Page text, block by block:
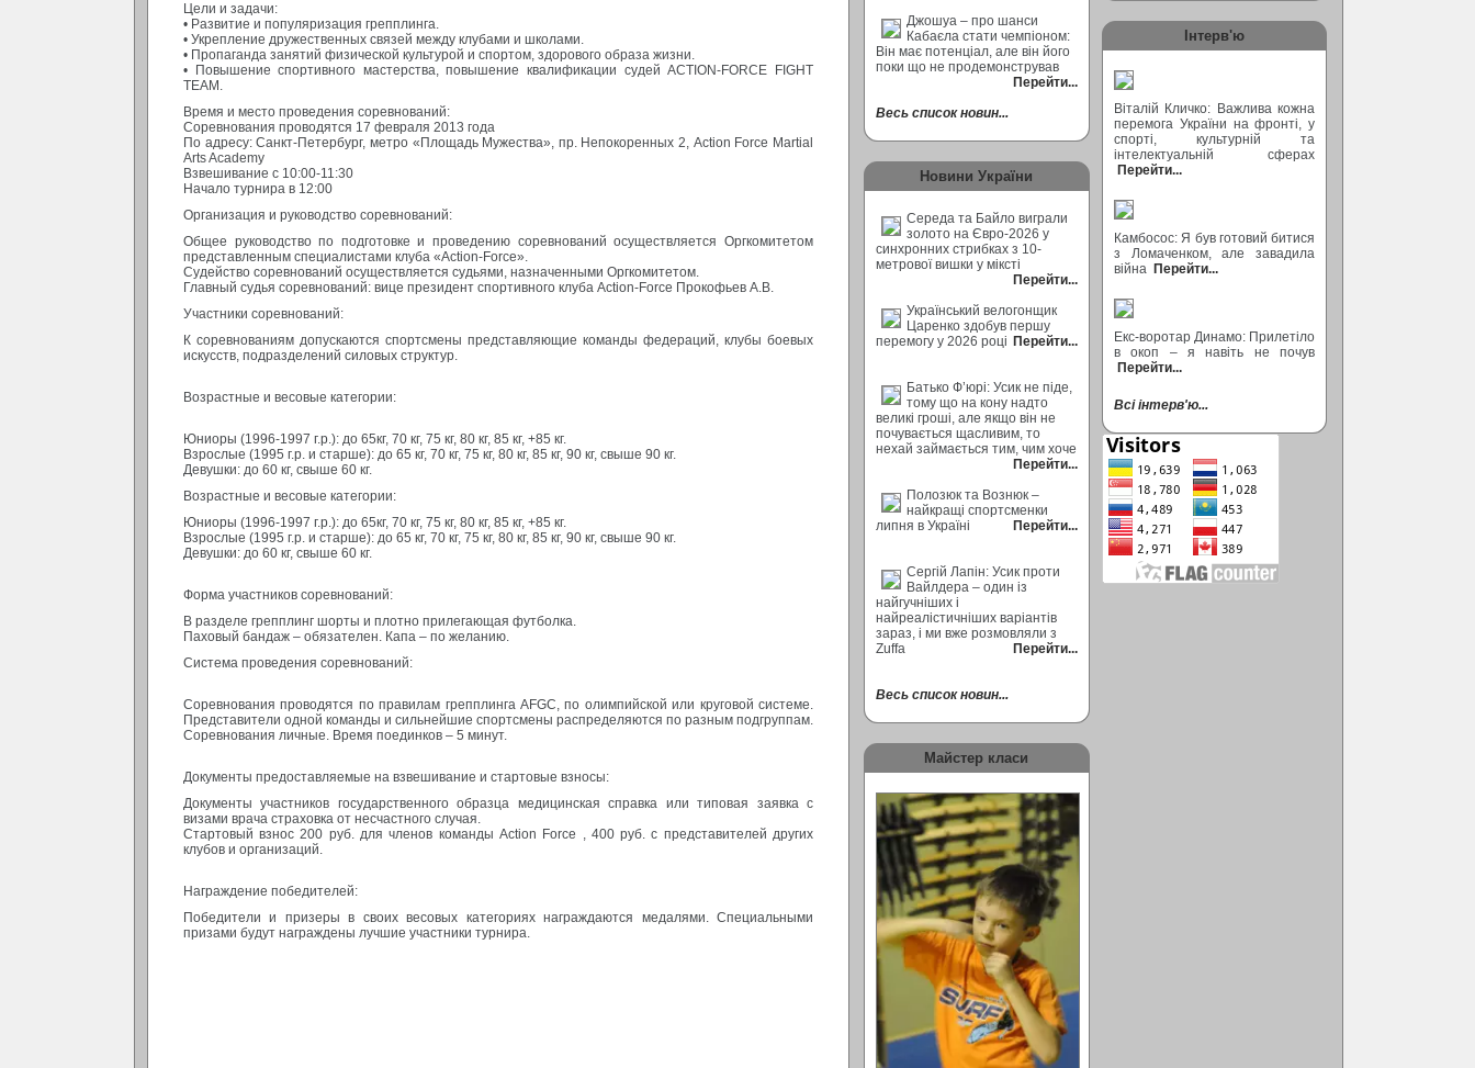
Цели и задачи:
• Развитие и популяризация грепплинга.
• Укрепление дружественных связей между клубами и школами.
• Пропаганда занятий физической культурой и спортом, здорового образа жизни.
• Повышение спортивного мастерства, повышение квалификации судей ACTION-FORCE FIGHT
TEAM.
Время и место проведения соревнований:
Соревнования проводятся 17 февраля 2013 года
По адресу: Санкт-Петербург, метро «Площадь Мужества», пр. Непокоренных 2, Action Force Martial
Arts Academy
Взвешивание с 10:00-11:30
Начало турнира в 12:00
Организация и руководство соревнований:
Общее руководство по подготовке и проведению соревнований осуществляется Оргкомитетом
представленным специалистами клуба «Action-Force».
Судейство соревнований осуществляется судьями, назначенными Оргкомитетом.
Главный судья соревнований: вице президент спортивного клуба Action-Force Прокофьев А.В.
Участники соревнований:
К соревнованиям допускаются спортсмены представляющие команды федераций, клубы боевых
искусств, подразделений силовых структур.
Возрастные и весовые категории:
Юниоры (1996-1997 г.р.): до 65кг, 70 кг, 75 кг, 80 кг, 85 кг, +85 кг.
Взрослые (1995 г.р. и старше): до 65 кг, 70 кг, 75 кг, 80 кг, 85 кг, 90 кг, свыше 90 кг.
Девушки: до 60 кг, свыше 60 кг.
Возрастные и весовые категории:
Юниоры (1996-1997 г.р.): до 65кг, 70 кг, 75 кг, 80 кг, 85 кг, +85 кг.
Взрослые (1995 г.р. и старше): до 65 кг, 70 кг, 75 кг, 80 кг, 85 кг, 90 кг, свыше 90 кг.
Девушки: до 60 кг, свыше 60 кг.
Форма участников соревнований:
В разделе грепплинг шорты и плотно прилегающая футболка.
Паховый бандаж – обязателен. Капа – по желанию.
Система проведения соревнований:
Соревнования проводятся по правилам грепплинга AFGC, по олимпийской или круговой системе.
Представители одной команды и сильнейшие спортсмены распределяются по разным подгруппам.
Соревнования личные. Время поединков – 5 минут.
Документы предоставляемые на взвешивание и стартовые взносы:
Документы участников государственного образца медицинская справка или типовая заявка с
визами врача страховка от несчастного случая.
Стартовый взнос 200 руб. для членов команды Action Force , 400 руб. с представителей других
клубов и организаций.
Награждение победителей:
Победители и призеры в своих весовых категориях награждаются медалями. Специальными
призами будут награждены лучшие участники турнира.
Джошуа – про шанси
Кабаєла стати чемпіоном:
Він має потенціал, але він його
поки що не продемонстрував
Перейти...
Весь список новин...
Новини України
Середа та Байло виграли
золото на Євро-2026 у
синхронних стрибках з 10-
метрової вишки у міксті
Перейти...
Український велогонщик
Царенко здобув першу
перемогу у 2026 році Перейти...
Батько Ф’юрі: Усик не піде,
тому що на кону надто
великі гроші, але якщо він не
почувається щасливим, то
нехай займається тим, чим хоче
Перейти...
Полозюк та Вознюк –
найкращі спортсменки
липня в Україні
Перейти...
Сергій Лапін: Усик проти
Вайлдера – один із
найгучніших і
найреалістичніших варіантів
зараз, і ми вже розмовляли з
Zuffa
Перейти...
Весь список новин...
Майстер класи
Інтерв'ю
Віталій Кличко: Важлива кожна
перемога України на фронті, у
спорті, культурній та
інтелектуальній сферах
Перейти...
Камбосос: Я був готовий битися
з Ломаченком, але завадила
війна Перейти...
Екс-воротар Динамо: Прилетіло
в окоп – я навіть не почув
Перейти...
Всі інтерв'ю...